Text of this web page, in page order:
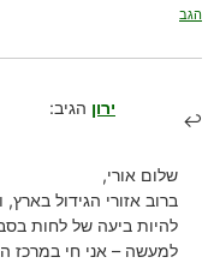
הגב
ירון הגיב:
שלום אורי,
ברוב אזורי הגידול
להיות ביעה של לחות
למעשה – אני חי במרכז